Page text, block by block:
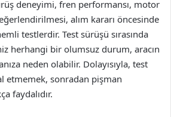
deneyimi, fren performansı, motor
alım kararı öncesinde
testlerdir. Test sürüşü sırasında
herhangi bir olumsuz durum, aracın
neden olabilir. Dolayısıyla, test
etmemek, sonradan pişman
faydalıdır.